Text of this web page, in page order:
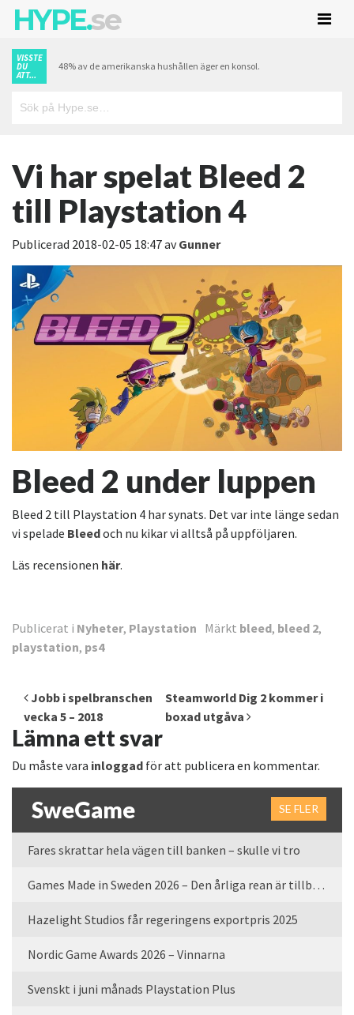
HYPE.se
VISSTE
DU
ATT...
48% av de amerikanska hushållen äger en konsol.
Vi har spelat Bleed 2
till Playstation 4
Publicerad 2018-02-05 18:47avGunner
Bleed 2 under luppen
Bleed 2 till Playstation 4 har synats. Det var inte länge sedan
vi spelade Bleedoch nu kikar vi alltså på uppföljaren.
Läs recensionen här.
Publicerat i Nyheter, Playstation Märkt bleed, bleed 2,
playstation, ps4
Inläggsnavigering
Jobb i spelbranschen
vecka 5 – 2018
Steamworld Dig 2 kommer i
boxad utgåva
Lämna ett svar
Du måste vara inloggad för att publicera en kommentar.
SweGame SE FLER
Fares skrattar hela vägen till banken – skulle vi tro
Games Made in Sweden 2026 – Den årliga rean är tillbaka
Hazelight Studios får regeringens exportpris 2025
Nordic Game Awards 2026 – Vinnarna
Svenskt i juni månads Playstation Plus